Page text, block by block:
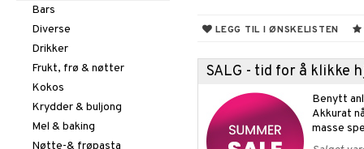
LEGG TIL I ØNSKELISTEN
SALG - tid for å klikke
Benytt
Akkurat
masse
Rosenrot
Schizandra
Fordøyelse
Syreregulerende
Tarm
Utrensning
Kalsium
Krom
Magnesium
Multimineraler
Øvrige
Selen
Sink
Bars
Diverse
Drikker
Frukt, frø & nøtter
Kokos
Krydder & buljong
Mel & baking
Nøtte-& frøpasta